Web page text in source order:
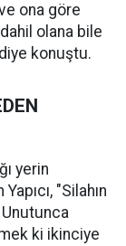
ona göre
olana bile
konuştu.
yerin
"Silahın
ki ikinciye